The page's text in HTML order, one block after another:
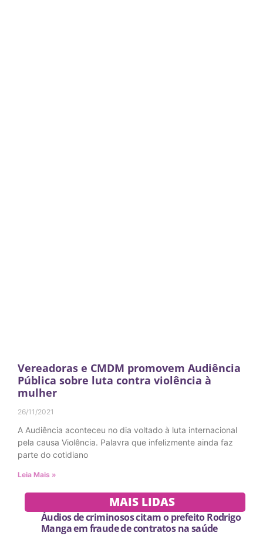
Vereadoras e CMDM promovem Audiência
Pública sobre luta contra violência à
mulher
26/11/2021
A Audiência aconteceu no dia voltado à luta internacional
pela causa Violência. Palavra que infelizmente ainda faz
parte do cotidiano
Leia Mais »
MAIS LIDAS
Áudios de criminosos citam o prefeito Rodrigo
Manga em fraude de contratos na saúde